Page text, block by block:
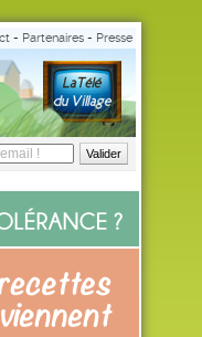
- Partenaires - Presse